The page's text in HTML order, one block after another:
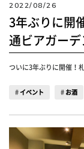
2022/08/26
3年ぶりに開
通ビアガーデ
ついに3年ぶりに開催！
イベント お酒